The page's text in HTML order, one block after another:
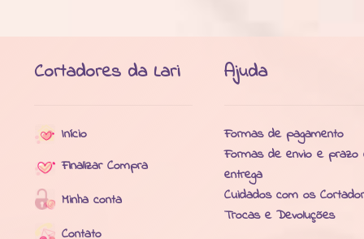
Cortadores da Lari
Início
Finalizar Compra
Minha conta
Contato
Ajuda
Formas de pagamento
Formas de envio e prazo
entrega
Cuidados com os
Trocas e Devoluções